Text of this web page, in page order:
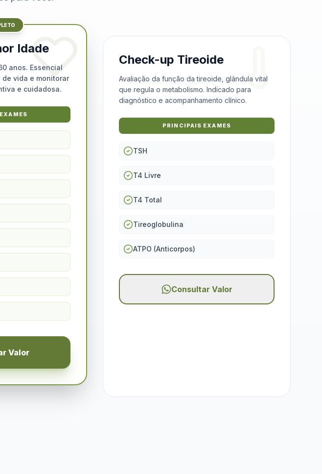
Idade
anos. Essencial
vida e monitorar
e cuidadosa.
Valor
Check-up Tireoide
Avaliação da função da tireoide, glândula vital
que regula o metabolismo. Indicado para
diagnóstico e acompanhamento clínico.
PRINCIPAIS EXAMES
TSH
T4 Livre
T4 Total
Tireoglobulina
ATPO (Anticorpos)
Consultar Valor